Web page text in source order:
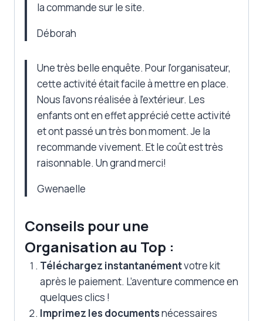
la commande sur le site.
Déborah
Une très belle enquête. Pour l’organisateur,
cette activité était facile à mettre en place.
Nous l’avons réalisée à l’extérieur. Les
enfants ont en effet apprécié cette activité
et ont passé un très bon moment. Je la
recommande vivement. Et le coût est très
raisonnable. Un grand merci!
Gwenaelle
Conseils pour une
Organisation au Top :
Téléchargez instantanémentvotre kit
après le paiement. L’aventure commence en
quelques clics !
Imprimez les documentsnécessaires